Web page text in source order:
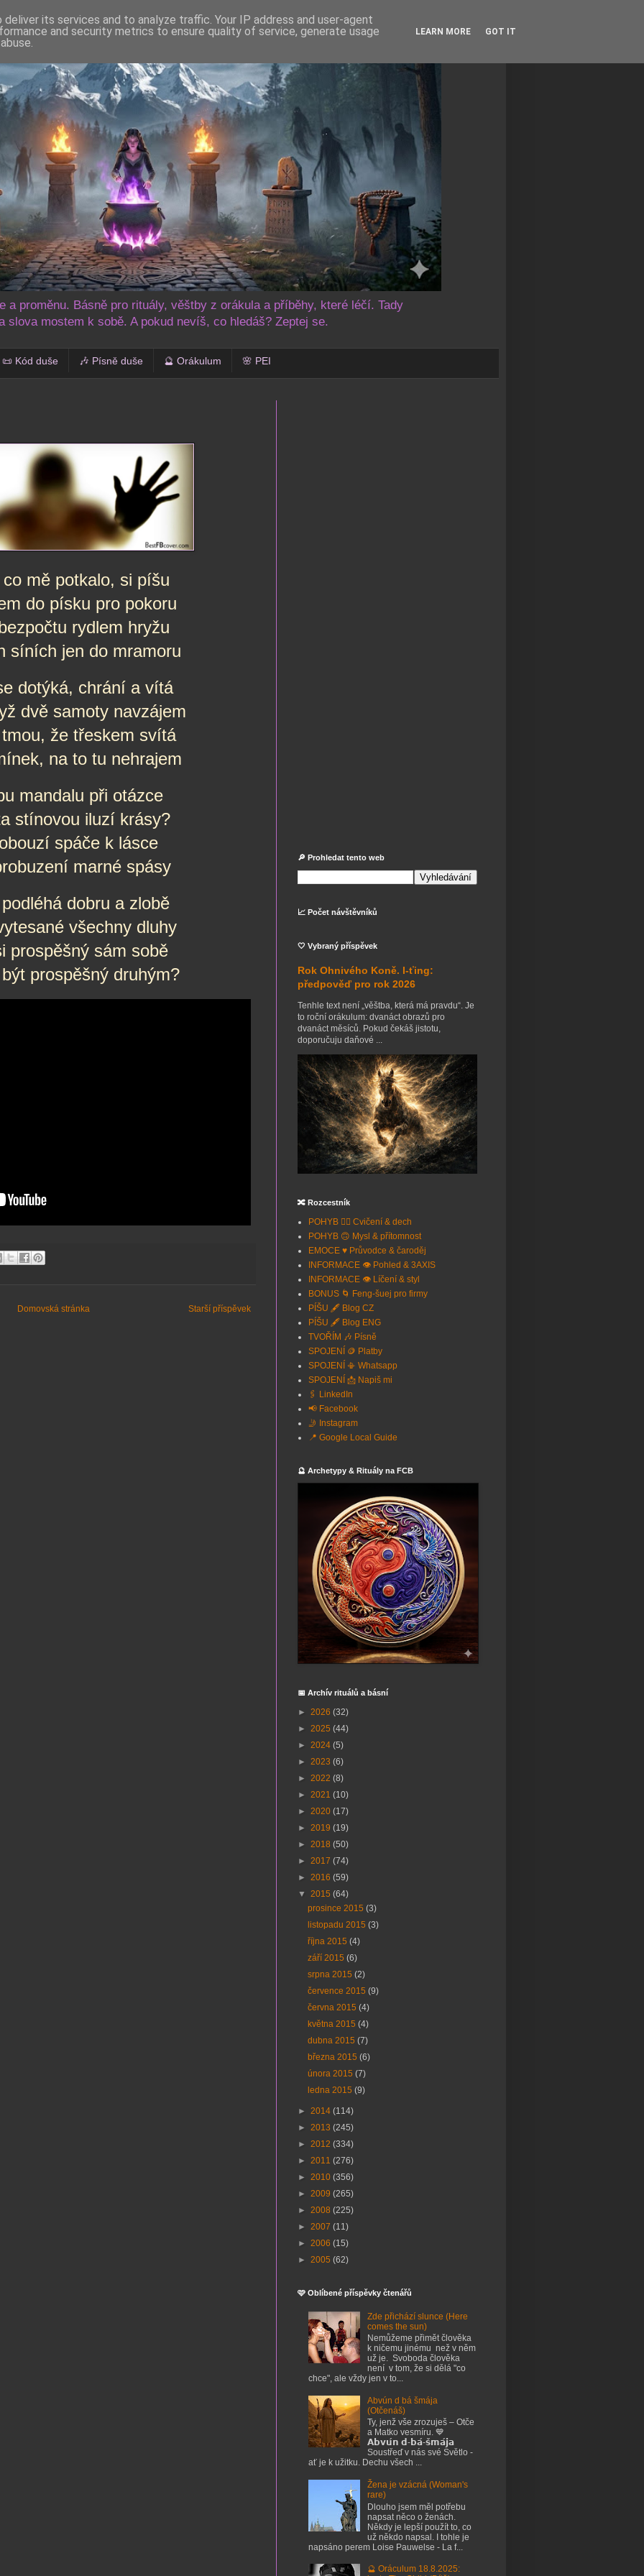
a proměnu. Básně pro rituály, věštby z orákula a příběhy, které léčí. Tady
slova mostem k sobě. A pokud nevíš, co hledáš? Zeptej se.
📜 Kód duše 🎶 Písně duše 🔮 Orákulum 🌸 PEI
mě potkalo, si píšu
do písku pro pokoru
rydlem hryžu
síních jen do mramoru
dotýká, chrání a vítá
dvě samoty navzájem
že třeskem svítá
na to tu nehrajem
mandalu při otázce
stínovou iluzí krásy?
spáče k lásce
marné spásy
dobru a zlobě
všechny dluhy
prospěšný sám sobě
prospěšný druhým?
Starší příspěvek
Domovská stránka
🔎 Prohledat tento web
📈 Počet návštěvníků
🤍 Vybraný příspěvek
Rok Ohnivého Koně. I-ťing:
předpověď pro rok 2026
Tenhle text není „věštba, která má pravdu“. Je
to roční orákulum: dvanáct obrazů pro
dvanáct měsíců. Pokud čekáš jistotu,
doporučuju daňové ...
🔀 Rozcestník
POHYB 🧘‍♂️ Cvičení & dech
POHYB 🙃 Mysl & přítomnost
EMOCE ♥️ Průvodce & čaroděj
INFORMACE 👁️ Pohled & 3AXIS
INFORMACE 👁️ Líčení & styl
BONUS 🌀 Feng-šuej pro firmy
PÍŠU 🖋️ Blog CZ
PÍŠU 🖋️ Blog ENG
TVOŘÍM 🎶 Písně
SPOJENÍ 🪙 Platby
SPOJENÍ 📳 Whatsapp
SPOJENÍ 📩 Napiš mi
🖇️ LinkedIn
📢 Facebook
🤳 Instagram
📍 Google Local Guide
🔮 Archetypy & Rituály na FCB
📅 Archív rituálů a básní
► 2026 (32)
► 2025 (44)
► 2024 (5)
► 2023 (6)
► 2022 (8)
► 2021 (10)
► 2020 (17)
► 2019 (19)
► 2018 (50)
► 2017 (74)
► 2016 (59)
▼ 2015 (64)
prosince 2015(3)
listopadu 2015(3)
října 2015(4)
září 2015(6)
srpna 2015(2)
července 2015(9)
června 2015(4)
května 2015(4)
dubna 2015(7)
března 2015(6)
února 2015(7)
ledna 2015(9)
► 2014 (114)
► 2013 (245)
► 2012 (334)
► 2011 (276)
► 2010 (356)
► 2009 (265)
► 2008 (225)
► 2007 (11)
► 2006 (15)
► 2005 (62)
🩷 Oblíbené příspěvky čtenářů
Zde přichází slunce (Here
comes the sun)
Nemůžeme přimět člověka
k ničemu jinému než v něm
už je. Svoboda člověka
není v tom, že si dělá "co
chce", ale vždy jen v to...
Abvún d bá šmája
(Otčenáš)
Ty, jenž vše zrozuješ – Otče
a Matko vesmíru. 💙
𝗔𝗯𝘃𝘂́𝗻 𝗱-𝗯𝗮́-𝘀̌𝗺𝗮́𝗷𝗮
Soustřeď v nás své Světlo -
ať je k užitku. Dechu všech ...
Žena je vzácná (Woman's
rare)
Dlouho jsem měl potřebu
napsat něco o ženách.
Někdy je lepší použít to, co
už někdo napsal. I tohle je
napsáno perem Loise Pauwelse - La f...
🔮 Oráculum 18.8.2025:
its services and to analyze traffic. Your IP address and user-agent
and security metrics to ensure quality of service, generate usage
LEARN MORE GOT IT